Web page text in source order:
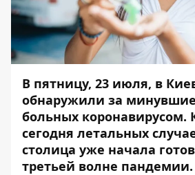
В пятницу, 23 июля, в
обнаружили за минувшие
больных коронавирусом.
сегодня летальных
столица уже начала
третьей волне пандемии.